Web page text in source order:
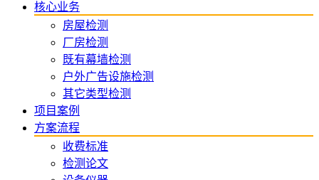
核心业务
房屋检测
厂房检测
既有幕墙检测
户外广告设施检测
其它类型检测
项目案例
方案流程
收费标准
检测论文